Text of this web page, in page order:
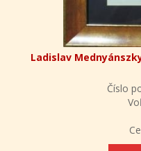
Ladislav
Číslo